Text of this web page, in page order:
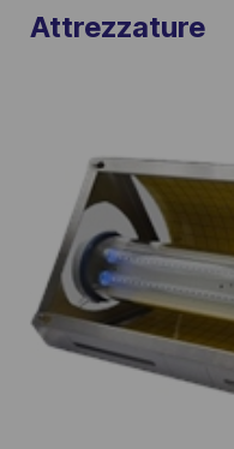
Attrezzature